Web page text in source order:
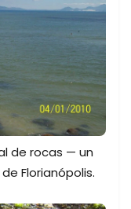
de rocas — un
Florianópolis.